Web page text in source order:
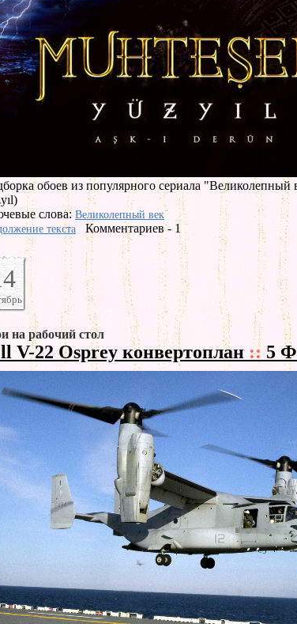
обоев из популярного сериала "Великолепный
слова: Великолепный век
текста
Комментариев - 1
на рабочий стол
V-22 Osprey конвертоплан :: 5